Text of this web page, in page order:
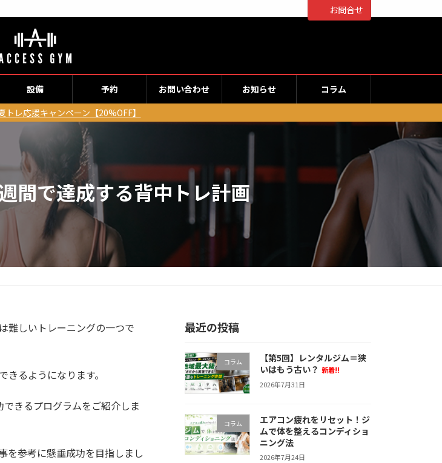
お問合せ
設備 予約 お問い合わせ お知らせ
コラム
レ応援キャンペーン【20%OFF】
間で達成する背中トレ計画
難しいトレーニングの一つで
るようになります。
きるプログラムをご紹介しま
を参考に懸垂成功を目指しまし
最近の投稿
コラム
【第5回】レンタルジム＝狭
いはもう古い？ 新着!!
2026年7月31日
コラム
エアコン疲れをリセット！ジ
ムで体を整えるコンディショ
ニング法
2026年7月24日